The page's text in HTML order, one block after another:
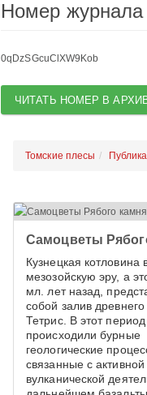
Номер журнала
0qDzSGcuClXW9Kob
ЧИТАТЬ НОМЕР В
Томские плесы
Самоцветы
Кузнецкая котловина
мезозойскую эру, а
мл. лет назад,
собой залив
Тетрис. В этот период
происходили бурные
геологические
связанные с активной
вулканической